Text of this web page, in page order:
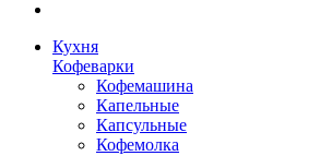
Кухня
Кофеварки
Кофемашина
Капельные
Капсульные
Кофемолка